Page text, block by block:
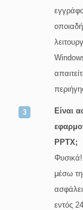
Είναι
PPTX;
Φυσικά!
μέσω
εντός